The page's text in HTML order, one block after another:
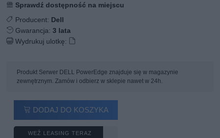
Sprawdź dostępność na miejscu
Producent: Dell
Gwarancja:3 lata
Wydrukuj ulotkę:
Produkt Serwer DELL PowerEdge znajduje się w magazynie
zewnętrznym. Zamów i odbierz w sklepie nawet w 24h.
DODAJ DO KOSZYKA
WEŹ LEASING TERAZ